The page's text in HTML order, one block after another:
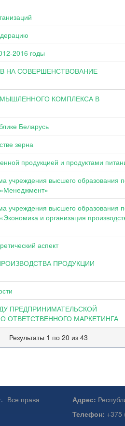
2016 годы
НА СОВЕРШЕНСТВОВАНИЕ
КОМПЛЕКСА В
Беларусь
зерна
продукцией и продуктами
учреждения высшего образования
учреждения высшего образования
и организация
аспект
ПРОДУКЦИИ
ПРЕДПРИНИМАТЕЛЬСКОЙ
ОТВЕТСТВЕННОГО МАРКЕТИНГА
Результаты 1 по 20 из 43
Все права
Адрес:
Телефон: +375